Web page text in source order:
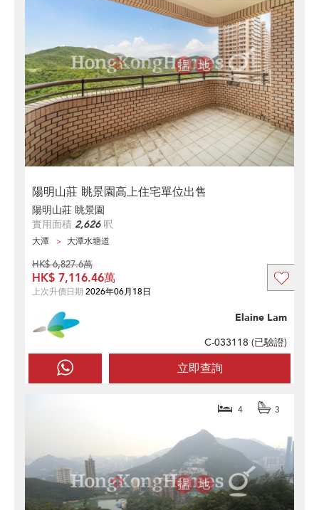
陽明山莊 眺景園高上住宅單位出售
陽明山莊 眺景園
實用面積 2,626呎
大潭 大潭水塘道
立即查詢
Elaine Lam
C-033118 (已驗證)
HK$ 6,827.6萬
HK$ 7,116.46萬
上次升價日期 2026年06月18日
4 3